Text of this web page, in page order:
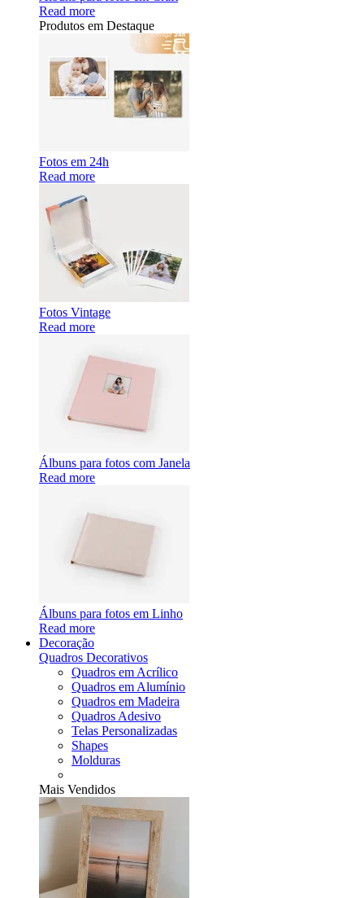
Read more
Produtos em Destaque
Fotos em 24h
Read more
Fotos Vintage
Read more
Álbuns para fotos com Janela
Read more
Álbuns para fotos em Linho
Read more
Decoração
Quadros Decorativos
Quadros em Acrílico
Quadros em Alumínio
Quadros em Madeira
Quadros Adesivo
Telas Personalizadas
Shapes
Molduras
Mais Vendidos